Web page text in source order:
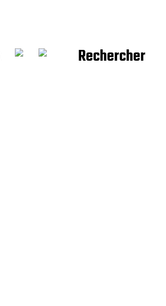
Rechercher